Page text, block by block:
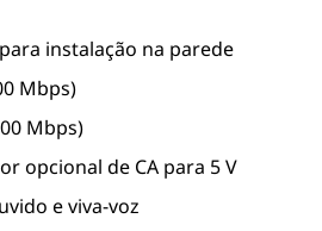
instalação na parede
Mbps)
Mbps)
opcional de CA para 5 V
e viva-voz